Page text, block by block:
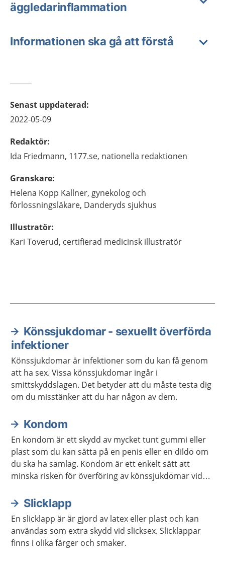
äggledarinflammation
Informationen ska gå att förstå
Senast uppdaterad:
2022-05-09
Redaktör:
Ida Friedmann, 1177.se, nationella redaktionen
Granskare:
Helena Kopp Kallner, gynekolog och
förlossningsläkare, Danderyds sjukhus
Illustratör:
Kari Toverud, certifierad medicinsk illustratör
Aktuella artiklar
Könssjukdomar - sexuellt överförda
infektioner
Könssjukdomar är infektioner som du kan få genom
att ha sex. Vissa könssjukdomar ingår i
smittskyddslagen. Det betyder att du måste testa dig
om du misstänker att du har någon av dem.
Kondom
En kondom är ett skydd av mycket tunt gummi eller
plast som du kan sätta på en penis eller en dildo om
du ska ha samlag. Kondom är ett enkelt sätt att
minska risken för överföring av könssjukdomar vid
graviditet vid samlag som kan leda till graviditet.
Slicklapp
En slicklapp är är gjord av latex eller plast och kan
användas som extra skydd vid slicksex. Slicklappar
finns i olika färger och smaker.